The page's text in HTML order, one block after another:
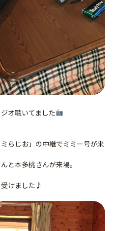
オ聴いてました
らじお」の中継でミミー号が来
と本多桃さんが来場。
けました♪